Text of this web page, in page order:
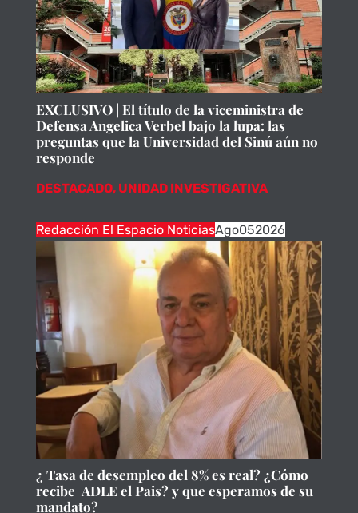
EXCLUSIVO | El título de la viceministra de
Defensa Angelica Verbel bajo la lupa: las
preguntas que la Universidad del Sinú aún no
responde
DESTACADO, UNIDAD INVESTIGATIVA
Redacción El Espacio NoticiasAgo052026
¿ Tasa de desempleo del 8% es real? ¿Cómo
recibe ADLE el Pais? y que esperamos de su
mandato?